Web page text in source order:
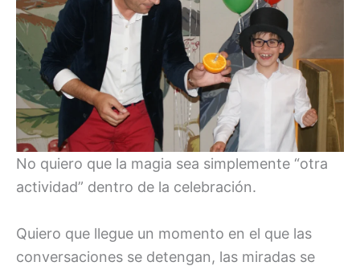
No quiero que la magia sea simplemente “otra
actividad” dentro de la celebración.
Quiero que llegue un momento en el que las
conversaciones se detengan, las miradas se